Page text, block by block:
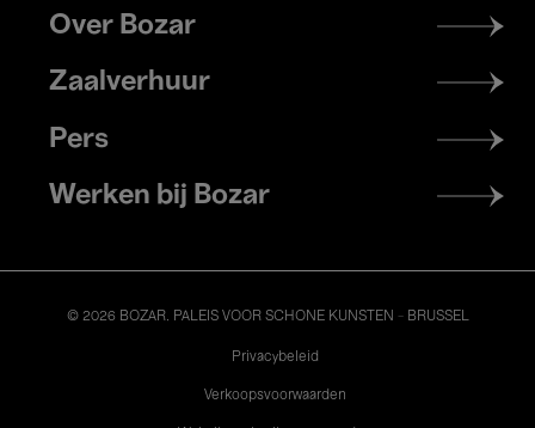
Footer
menu
Over Bozar
Zaalverhuur
Pers
Werken bij Bozar
© 2026 BOZAR. PALEIS VOOR SCHONE KUNSTEN - BRUSSEL
Privacybeleid
Verkoopsvoorwaarden